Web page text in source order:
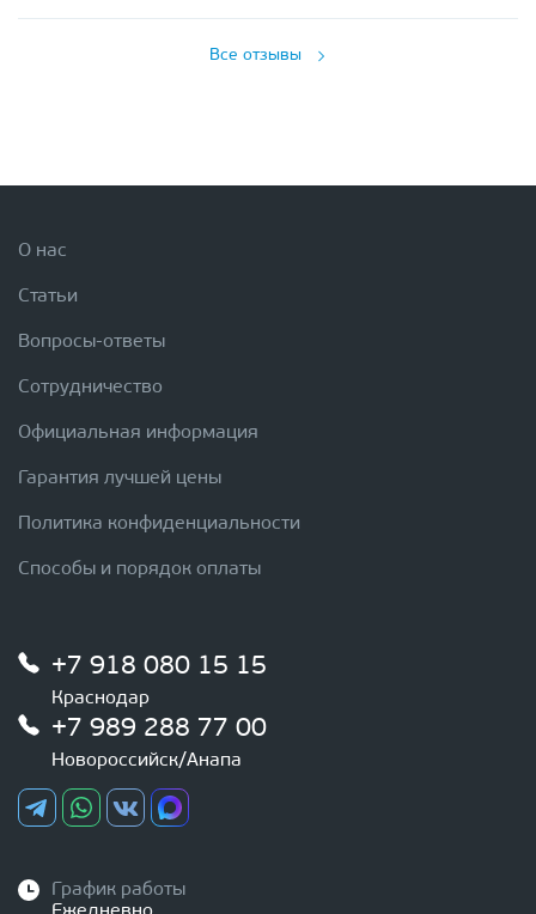
Все отзывы
О нас
Статьи
Вопросы-ответы
Сотрудничество
Официальная информация
Гарантия лучшей цены
Политика конфиденциальности
Способы и порядок оплаты
+7 918 080 15 15
Краснодар
+7 989 288 77 00
Новороссийск/Анапа
График работы